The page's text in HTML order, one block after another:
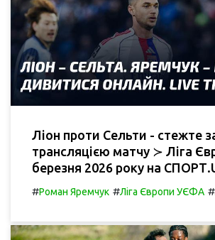
Ліон проти Сельти - стежте
трансляцією матчу ≻ Ліга
березня 2026 року на
#Роман Яремчук #Ліга Європи УЄФА #